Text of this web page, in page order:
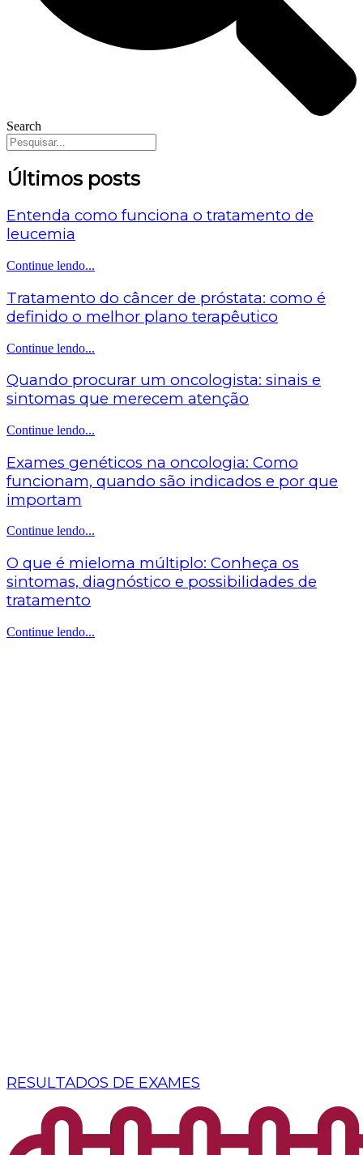
Search
Últimos posts
Entenda como funciona o tratamento de
leucemia
Continue lendo...
Tratamento do câncer de próstata: como é
definido o melhor plano terapêutico
Continue lendo...
Quando procurar um oncologista: sinais e
sintomas que merecem atenção
Continue lendo...
Exames genéticos na oncologia: Como
funcionam, quando são indicados e por que
importam
Continue lendo...
O que é mieloma múltiplo: Conheça os
sintomas, diagnóstico e possibilidades de
tratamento
Continue lendo...
RESULTADOS DE EXAMES